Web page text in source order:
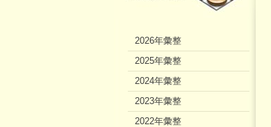
2026年彙整
2025年彙整
2024年彙整
2023年彙整
2022年彙整